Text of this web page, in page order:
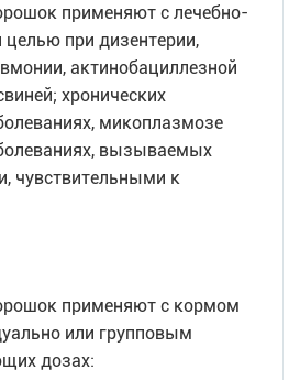
применяют с лечебно-
при дизентерии,
актинобациллезной
хронических
микоплазмозе
вызываемых
чувствительными к
применяют с кормом
или групповым
дозах: